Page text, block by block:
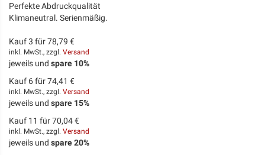
Perfekte Abdruckqualität
Klimaneutral. Serienmäßig.
Kauf 3 für78,79 €
inkl. MwSt., zzgl. Versand
jeweils und spare 10%
Kauf 6 für74,41 €
inkl. MwSt., zzgl. Versand
jeweils und spare 15%
Kauf 11 für70,04 €
inkl. MwSt., zzgl. Versand
jeweils und spare20%